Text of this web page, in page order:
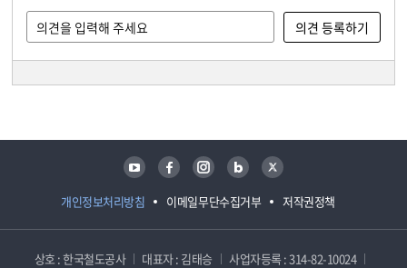
개인정보처리방침 이메일무단수집거부 저작권정책
유튜브 페이스북 인스타그램 블로그 트위터
상호 : 한국철도공사 대표자 : 김태승
사업자등록 : 314-82-10024